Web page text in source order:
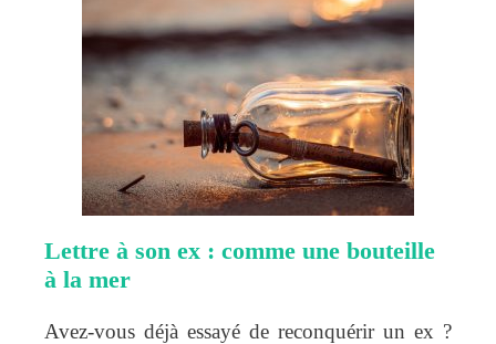
Lettre à son ex : comme une bouteille
à la mer
Avez-vous déjà essayé de reconquérir un ex ?